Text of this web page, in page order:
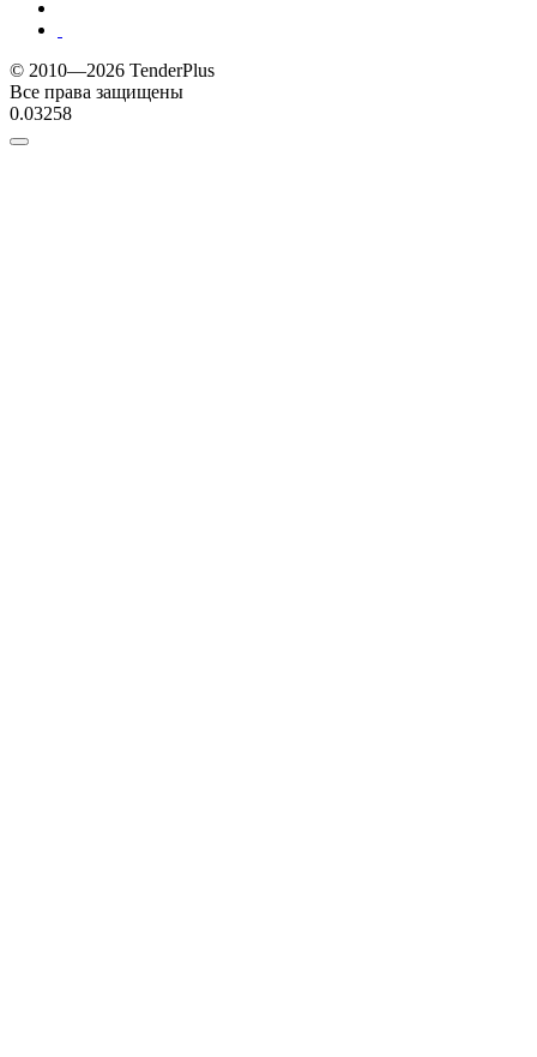
© 2010—2026 TenderPlus
Все права защищены
0.03258